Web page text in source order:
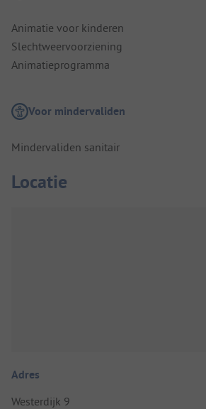
Animatie voor kinderen
Slechtweervoorziening
Animatieprogramma
Voor mindervaliden
Mindervaliden sanitair
Locatie
Adres
Westerdijk 9